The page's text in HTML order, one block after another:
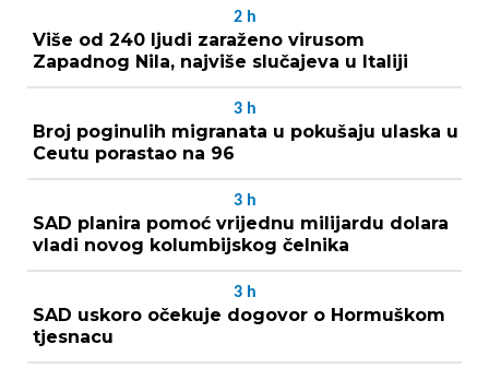
2 h
Više od 240 ljudi zaraženo virusom
Zapadnog Nila, najviše slučajeva u Italiji
3 h
Broj poginulih migranata u pokušaju ulaska u
Ceutu porastao na 96
3 h
SAD planira pomoć vrijednu milijardu dolara
vladi novog kolumbijskog čelnika
3 h
SAD uskoro očekuje dogovor o Hormuškom
tjesnacu